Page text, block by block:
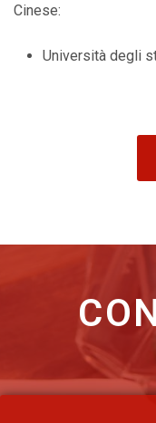
Cinese:
Università degli